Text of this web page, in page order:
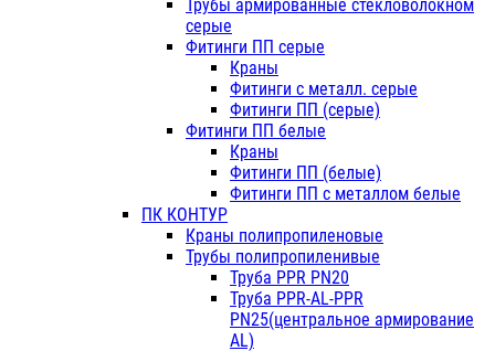
Трубы армированные стекловолокном
серые
Фитинги ПП серые
Краны
Фитинги с металл. серые
Фитинги ПП (серые)
Фитинги ПП белые
Краны
Фитинги ПП (белые)
Фитинги ПП с металлом белые
ПК КОНТУР
Краны полипропиленовые
Трубы полипропиленивые
Труба PPR PN20
Труба PPR-AL-PPR
PN25(центральное армирование
AL)